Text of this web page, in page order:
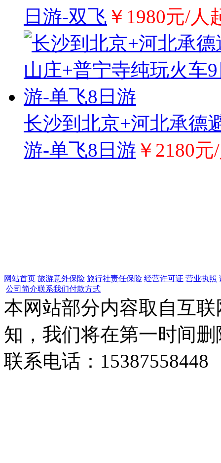
日游-双飞 ￥1980元/人
长沙到北京+河北承德
游-单飞8日游 ￥2180
网站首页 旅游意外保险 旅行社责任保险 经营许可证 营业执照
公司简介联系我们付款方式
本网站部分内容取自互
知，我们将在第一时间
联系电话：15387558448